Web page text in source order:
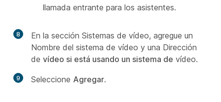
llamada entrante para los asistentes.
8
En la sección Sistemas de vídeo, agregue un
Nombre del sistema de vídeo y una Dirección
de vídeo si está usando un sistema de vídeo.
9 Seleccione Agregar.